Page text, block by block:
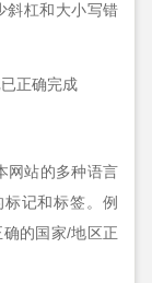
斜杠和大小写错
正确完成
网站的多种语言
记和标签。例
的国家/地区正